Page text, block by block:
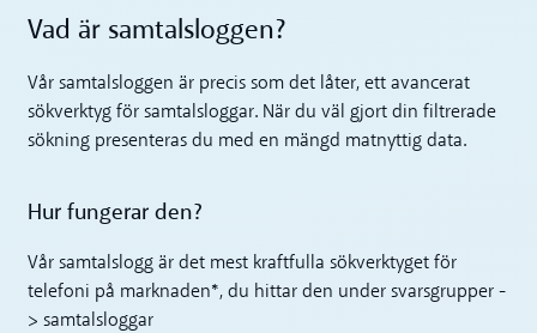
Vad är samtalsloggen?
Vår samtalsloggen är precis som det låter, ett avancerat
sökverktyg för samtalsloggar. När du väl gjort din filtrerade
sökning presenteras du med en mängd matnyttig data.
Hur fungerar den?
Vår samtalslogg är det mest kraftfulla sökverktyget för
telefoni på marknaden*, du hittar den under svarsgrupper -
> samtalsloggar